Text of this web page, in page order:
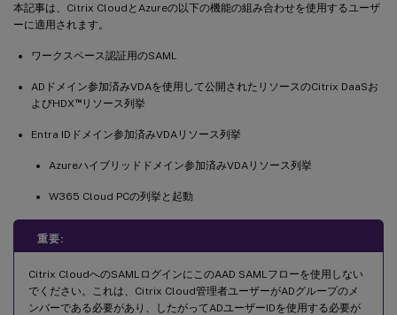
本記事は、Citrix CloudとAzureの以下の機能の組み合わせを使用するユーザ
ーに適用されます。
ワークスペース認証用のSAML
ADドメイン参加済みVDAを使用して公開されたリソースのCitrix DaaSお
よびHDX ™リソース列挙
Entra IDドメイン参加済みVDAリソース列挙
Azureハイブリッドドメイン参加済みVDAリソース列挙
W365 Cloud PCの列挙と起動
重要:
Citrix CloudへのSAMLログインにこのAAD SAMLフローを使用しない
でください。これは、Citrix Cloud管理者ユーザーがADグループのメ
ンバーである必要があり、したがってADユーザーIDを使用する必要が